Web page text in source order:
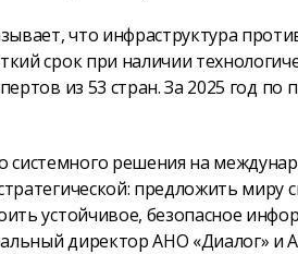
что инфраструктура
срок при наличии
из 53 стран. За 2025 год
решения на
предложить миру
устойчивое, безопасное
директор АНО «Диалог» и